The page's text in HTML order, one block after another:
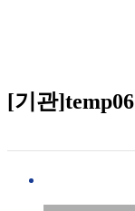
[기관]temp06